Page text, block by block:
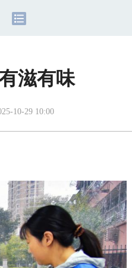
滋有味
10-29 10:00